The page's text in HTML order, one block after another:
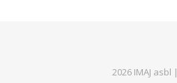
2026 IMAJ asbl |